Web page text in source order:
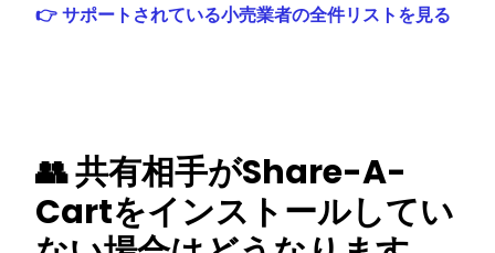
👉 サポートされている小売業者の全件リストを見る
👥 共有相手がShare-A-
Cartをインストールしてい